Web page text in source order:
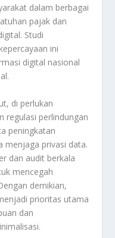
dalam berbagai
pajak dan
Studi
ini
digital nasional
.
di perlukan
regulasi perlindungan
peningkatan
menjaga privasi data.
dan audit berkala
mencegah
demikian,
prioritas utama
dan